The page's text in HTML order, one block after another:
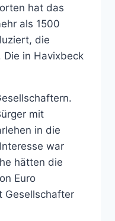
hat das
als 1500
die
in Havixbeck
mit
in die
war
hätten die
Euro
Gesellschafter